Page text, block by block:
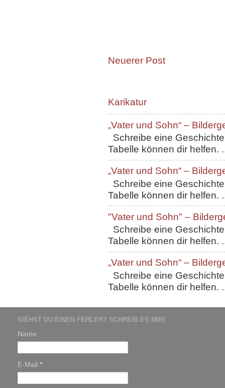
Neuerer Post
Karikatur
„Vater und Sohn“ –
Schreibe eine
Tabelle können dir helfen.
„Vater und Sohn“ –
Schreibe eine
Tabelle können dir helfen.
"Vater und Sohn" –
Schreibe eine
Tabelle können dir helfen.
„Vater und Sohn“ –
Schreibe eine
Tabelle können dir helfen.
SIEHST DU EINEN FEHLER? SCHREIB ES MIR!
Name
E-Mail *